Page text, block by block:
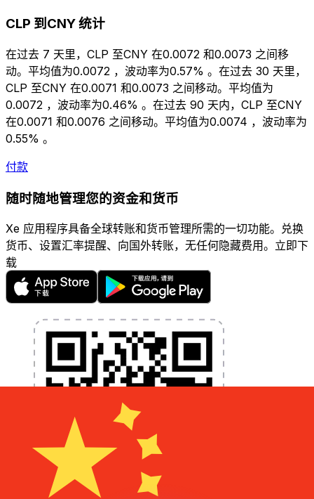
CLP 到CNY 统计
在过去 7 天里，CLP 至CNY 在0.0072 和0.0073 之间移
动。平均值为0.0072 ，波动率为0.57% 。在过去 30 天里，
CLP 至CNY 在0.0071 和0.0073 之间移动。平均值为
0.0072 ，波动率为0.46% 。在过去 90 天内，CLP 至CNY
在0.0071 和0.0076 之间移动。平均值为0.0074 ，波动率为
0.55% 。
付款
随时随地管理您的资金和货币
Xe 应用程序具备全球转账和货币管理所需的一切功能。兑换
货币、设置汇率提醒、向国外转账，无任何隐藏费用。立即下
载